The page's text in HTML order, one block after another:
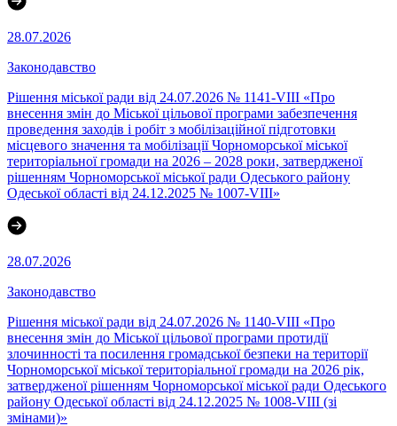
28.07.2026
Законодавство
Рішення міської ради від 24.07.2026 № 1141-VIII «Про
внесення змін до Міської цільової програми забезпечення
проведення заходів і робіт з мобілізаційної підготовки
місцевого значення та мобілізації Чорноморської міської
територіальної громади на 2026 – 2028 роки, затвердженої
рішенням Чорноморської міської ради Одеського району
Одеської області від 24.12.2025 № 1007-VIII»
28.07.2026
Законодавство
Рішення міської ради від 24.07.2026 № 1140-VIII «Про
внесення змін до Міської цільової програми протидії
злочинності та посилення громадської безпеки на території
Чорноморської міської територіальної громади на 2026 рік,
затвердженої рішенням Чорноморської міської ради Одеського
району Одеської області від 24.12.2025 № 1008-VIII (зі
змінами)»